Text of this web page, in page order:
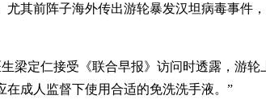
其前阵子海外传出游轮暴发汉坦病毒事件
梁定仁接受《联合早报》访问时透露，游
成人监督下使用合适的免洗洗手液。”